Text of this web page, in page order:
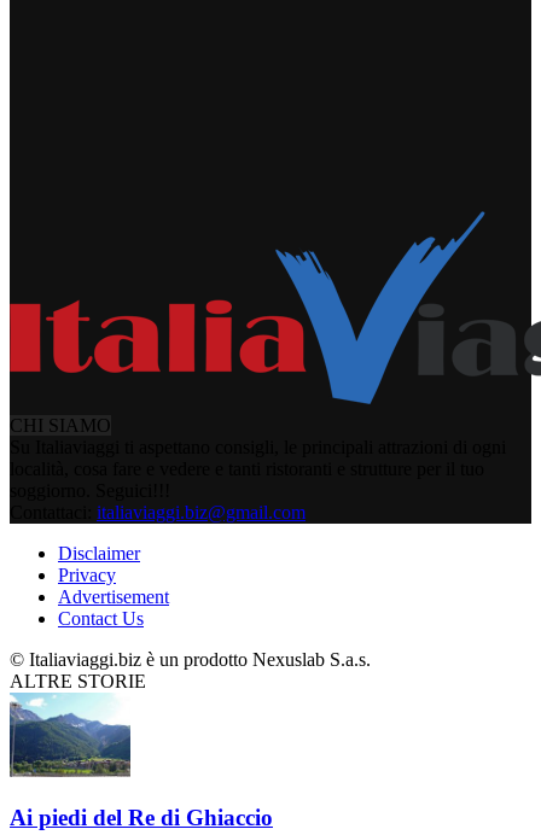
CHI SIAMO
italiaviaggi.biz@gmail.com
Disclaimer
Privacy
Advertisement
Contact Us
© Italiaviaggi.biz è un prodotto Nexuslab S.a.s.
ALTRE STORIE
Ai piedi del Re di Ghiaccio